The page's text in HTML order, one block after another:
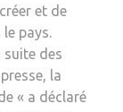
et de
pays.
suite des
la
« a déclaré